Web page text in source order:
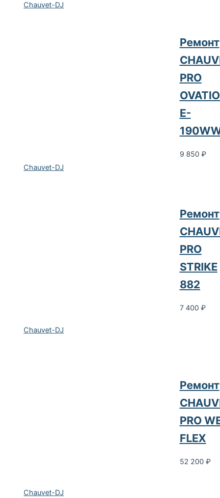
Chauvet-DJ
Chauvet-DJ
Ремонт
PRO
E-
9 850 ₽
Chauvet-DJ
Ремонт
PRO
STRIKE
882
7 400 ₽
Chauvet-DJ
Ремонт
PRO
FLEX
52 200 ₽